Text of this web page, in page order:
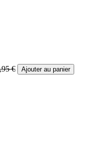
€ Ajouter au panier